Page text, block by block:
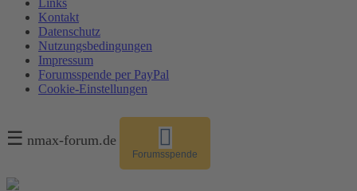
Links
Kontakt
Datenschutz
Nutzungsbedingungen
Impressum
Forumsspende per PayPal
Cookie-Einstellungen
☰ nmax-forum.de
Forumsspende